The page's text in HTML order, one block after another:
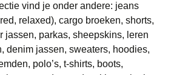
vind je onder andere: jeans
relaxed), cargo broeken, shorts,
jassen, parkas, sheepskins, leren
denim jassen, sweaters, hoodies,
polo’s, t-shirts, boots,